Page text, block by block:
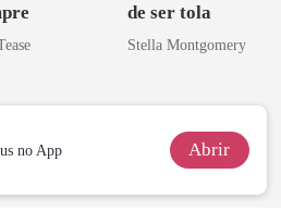
de ser tola
Stella Montgomery
no App Abrir